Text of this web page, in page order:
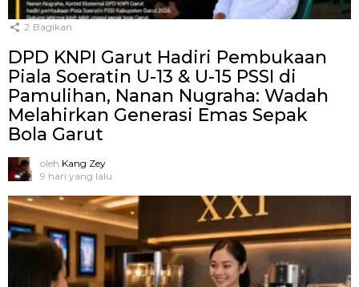
2 Bagikan
DPD KNPI Garut Hadiri Pembukaan
Piala Soeratin U-13 & U-15 PSSI di
Pamulihan, Nanan Nugraha: Wadah
Melahirkan Generasi Emas Sepak
Bola Garut
oleh Kang Zey
9 hari yang lalu